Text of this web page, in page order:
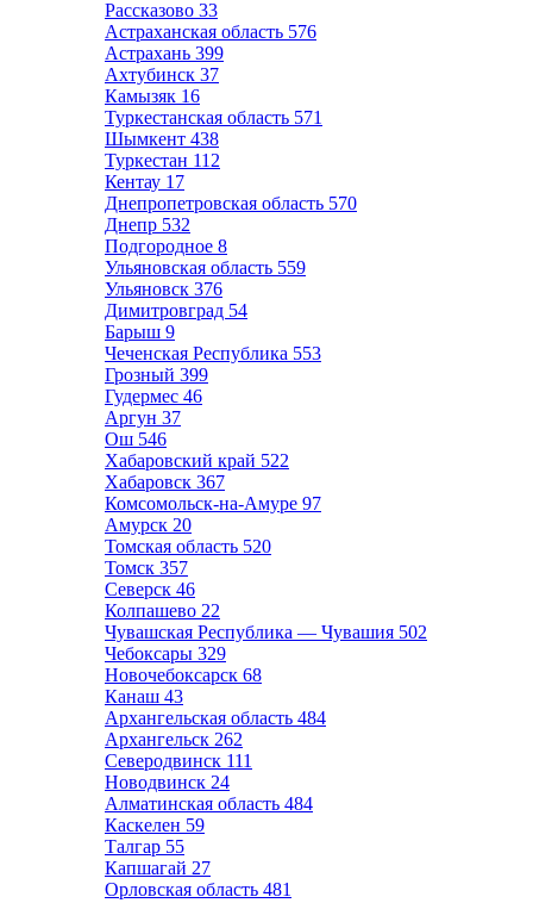
Рассказово 33
Астраханская область 576
Астрахань 399
Ахтубинск 37
Камызяк 16
Туркестанская область 571
Шымкент 438
Туркестан 112
Кентау 17
Днепропетровская область 570
Днепр 532
Подгородное 8
Ульяновская область 559
Ульяновск 376
Димитровград 54
Барыш 9
Чеченская Республика 553
Грозный 399
Гудермес 46
Аргун 37
Ош 546
Хабаровский край 522
Хабаровск 367
Комсомольск-на-Амуре 97
Амурск 20
Томская область 520
Томск 357
Северск 46
Колпашево 22
Чувашская Республика — Чувашия 502
Чебоксары 329
Новочебоксарск 68
Канаш 43
Архангельская область 484
Архангельск 262
Северодвинск 111
Новодвинск 24
Алматинская область 484
Каскелен 59
Талгар 55
Капшагай 27
Орловская область 481